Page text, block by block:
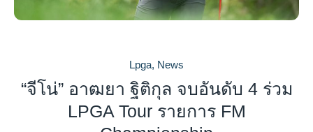
Lpga, News
“จีโน่” อาฒยา ฐิติกุล จบอันดับ 4 ร่วม
LPGA Tour รายการ FM